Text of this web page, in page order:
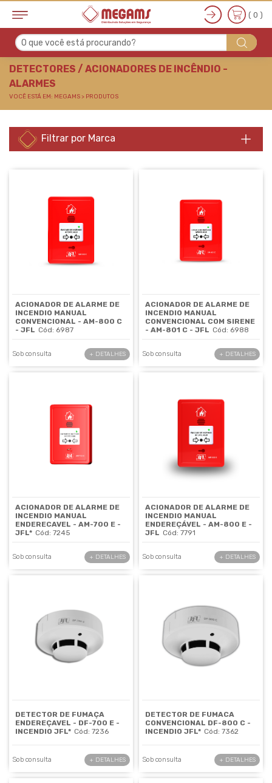
DETECTORES /
( 0 )
O que você está procurando?
DETECTORES / ACIONADORES DE INCÊNDIO -
ALARMES
VOCÊ ESTÁ EM: MEGAMS > PRODUTOS
Filtrar por Marca
ACIONADOR DE ALARME DE
INCENDIO MANUAL
CONVENCIONAL - AM-800 C
- JFL Cód: 6987
Sob consulta + DETALHES
ACIONADOR DE ALARME DE
INCENDIO MANUAL
CONVENCIONAL COM SIRENE
- AM-801 C - JFL Cód: 6988
Sob consulta + DETALHES
ACIONADOR DE ALARME DE
INCENDIO MANUAL
ENDERECAVEL - AM-700 E -
JFL* Cód: 7245
Sob consulta + DETALHES
ACIONADOR DE ALARME DE
INCENDIO MANUAL
ENDEREÇÁVEL - AM-800 E -
JFL Cód: 7791
Sob consulta + DETALHES
DETECTOR DE FUMAÇA
ENDEREÇAVEL - DF-700 E -
INCENDIO JFL* Cód: 7236
Sob consulta + DETALHES
DETECTOR DE FUMACA
CONVENCIONAL DF-800 C -
INCENDIO JFL* Cód: 7362
Sob consulta + DETALHES